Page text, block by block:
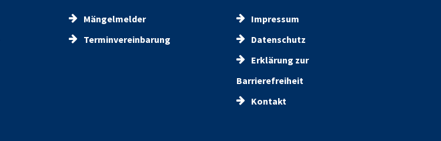
Mängelmelder
Terminvereinbarung
Impressum
Datenschutz
Erklärung zur
Barrierefreiheit
Kontakt